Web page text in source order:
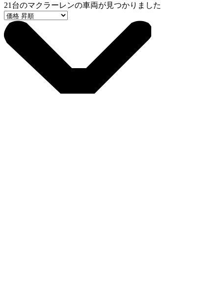
21 台のマクラーレンの車両が見つかりました